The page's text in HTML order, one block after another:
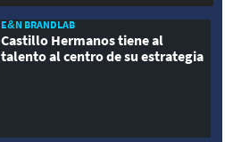
E&N BRANDLAB
Castillo Hermanos tiene al
talento al centro de su estrategia